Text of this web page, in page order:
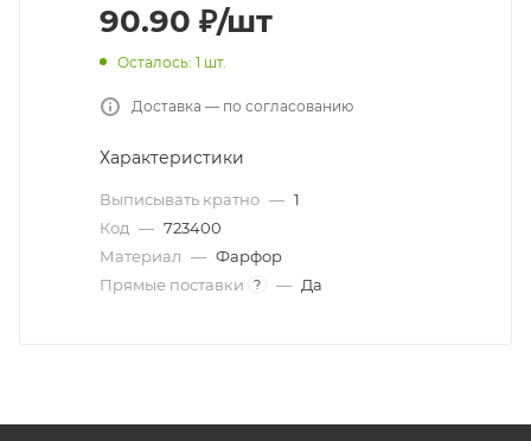
90.90 ₽/шт
Осталось: 1 шт.
Доставка — по согласованию
Характеристики
Выписывать кратно — 1
Код — 723400
Материал — Фарфор
Прямые поставки
? — Да